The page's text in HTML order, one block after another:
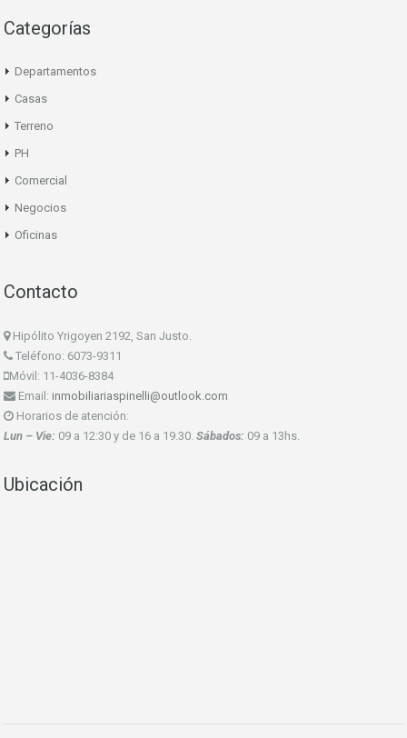
Categorías
Departamentos
Casas
Terreno
PH
Comercial
Negocios
Oficinas
Contacto
Hipólito Yrigoyen 2192, San Justo.
Teléfono: 6073-9311
Móvil: 11-4036-8384
Email: inmobiliariaspinelli@outlook.com
Horarios de atención:
Lun – Vie: 09 a 12:30 y de 16 a 19.30. Sábados: 09 a 13hs.
Ubicación